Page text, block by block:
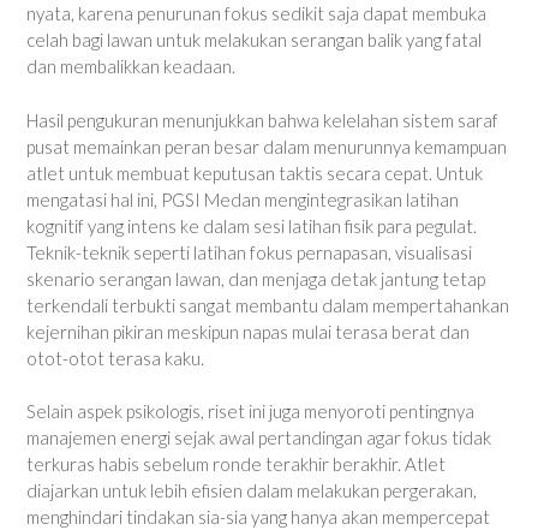
nyata, karena penurunan fokus sedikit saja dapat membuka
celah bagi lawan untuk melakukan serangan balik yang fatal
dan membalikkan keadaan.
Hasil pengukuran menunjukkan bahwa kelelahan sistem saraf
pusat memainkan peran besar dalam menurunnya kemampuan
atlet untuk membuat keputusan taktis secara cepat. Untuk
mengatasi hal ini, PGSI Medan mengintegrasikan latihan
kognitif yang intens ke dalam sesi latihan fisik para pegulat.
Teknik-teknik seperti latihan fokus pernapasan, visualisasi
skenario serangan lawan, dan menjaga detak jantung tetap
terkendali terbukti sangat membantu dalam mempertahankan
kejernihan pikiran meskipun napas mulai terasa berat dan
otot-otot terasa kaku.
Selain aspek psikologis, riset ini juga menyoroti pentingnya
manajemen energi sejak awal pertandingan agar fokus tidak
terkuras habis sebelum ronde terakhir berakhir. Atlet
diajarkan untuk lebih efisien dalam melakukan pergerakan,
menghindari tindakan sia-sia yang hanya akan mempercepat